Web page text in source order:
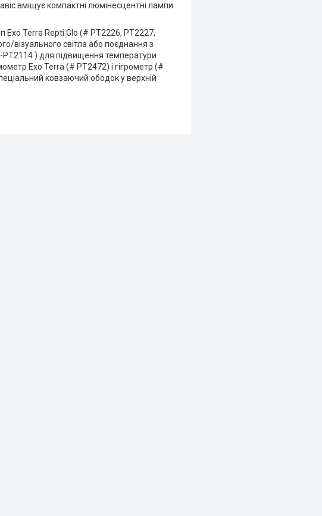
вміщує компактні люмінесцентні лампи
Exo Terra Repti Glo (# PT2226, PT2227,
візуального світла або поєднання з
) для підвищення температури
Exo Terra (# PT2472) і гігрометр (#
ковзаючий ободок у верхній